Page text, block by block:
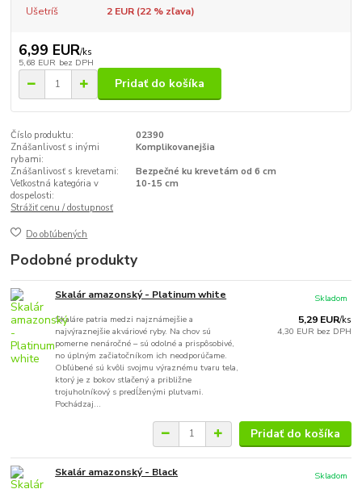
Ušetríš 2 EUR (22% zľava)
6,99 EUR/ks
5,68 EUR bez DPH
Pridať do košíka
Číslo produktu:
02390
Znášanlivosť s inými
rybami:
Komplikovanejšia
Znášanlivosť s krevetami:
Bezpečné ku krevetám od 6 cm
Veľkostná kategória v
dospelosti:
10-15 cm
Strážiť cenu / dostupnosť
Do obľúbených
Podobné produkty
Skalár amazonský - Platinum white
Skaláre patria medzi najznámejšie a
najvýraznejšie akváriové ryby. Na chov sú
pomerne nenáročné – sú odolné a prispôsobivé,
no úplným začiatočníkom ich neodporúčame.
Obľúbené sú kvôli svojmu výraznému tvaru tela,
ktorý je z bokov stlačený a približne
trojuholníkový s predĺženými plutvami.
Pochádzaj...
5,29 EUR/ks
4,30 EUR bez DPH
Skladom
Pridať do košíka
Skalár amazonský - Black Skladom